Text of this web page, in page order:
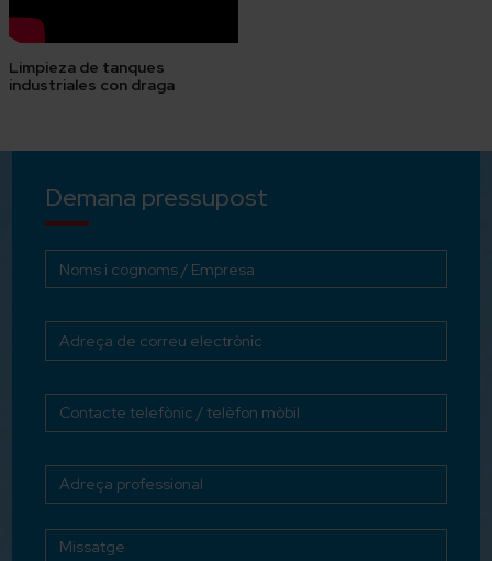
Limpieza de tanques
industriales con draga
Demana pressupost